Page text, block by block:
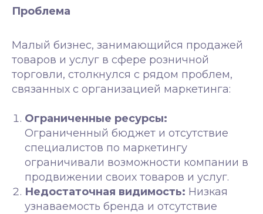
Проблема
Малый бизнес, занимающийся продажей
товаров и услуг в сфере розничной
торговли, столкнулся с рядом проблем,
связанных с организацией маркетинга:
Ограниченные ресурсы:
Ограниченный бюджет и отсутствие
специалистов по маркетингу
ограничивали возможности компании в
продвижении своих товаров и услуг.
Недостаточная видимость: Низкая
узнаваемость бренда и отсутствие